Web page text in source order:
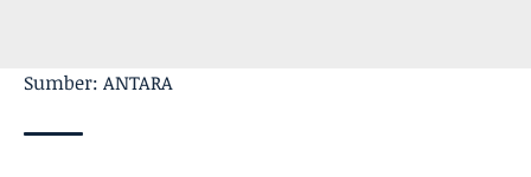
Sumber: ANTARA